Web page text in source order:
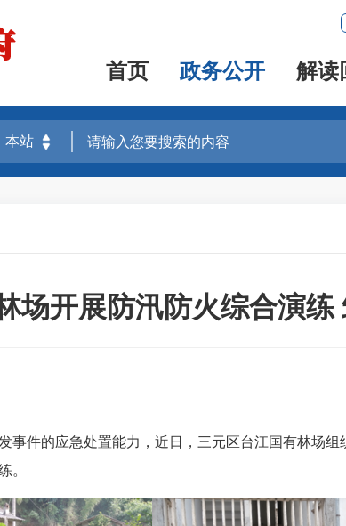
首页 政务公开 解读
场开展防汛防火综合演练
件的应急处置能力，近日，三元区台江国有林场组
。